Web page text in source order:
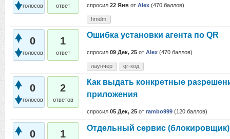
голосов ответ спросил 22 Янв от Alex (470 баллов)
hmdm
0
голосов
1
ответ
Ошибка установки агента по QR
спросил 09 Дек, 25 от Alex (470 баллов)
лаунчер qr-код
0
голосов
2
ответов
Как выдать конкретные
приложения
спросил 05 Дек, 25 от rambo999 (120 баллов)
0 1
Отдельный сервис (блокировщик)